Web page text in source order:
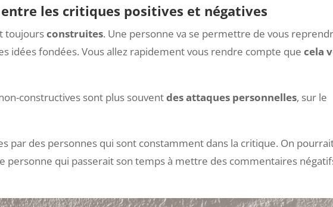
les critiques des autres
les critiques positives et négatives
idées fondées. Vous allez rapidement vous rendre compte quecela
constructives sont plus souventdes attaques personnelles , sur le
par des personnes qui sont constamment dans la critique. On